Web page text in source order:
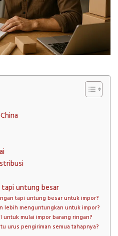
tapi untung besar
tapi untung besar untuk impor?
lebih menguntungkan untuk impor?
untuk mulai impor barang ringan?
urus pengiriman semua tahapnya?